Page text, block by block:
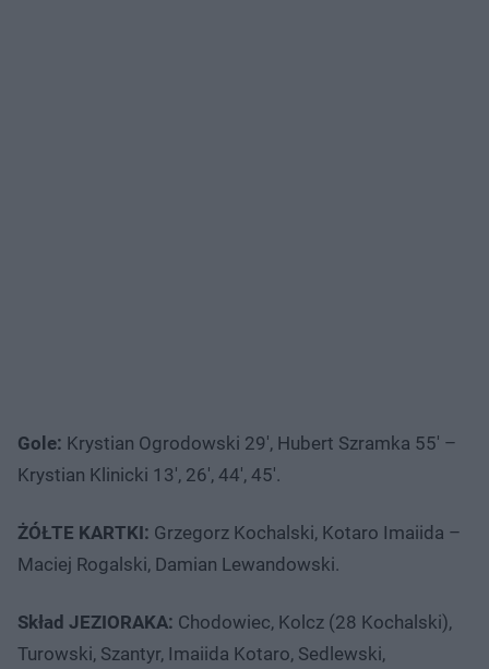
Gole: Krystian Ogrodowski 29′, Hubert Szramka 55′ –
Krystian Klinicki 13′, 26′, 44′, 45′.
ŻÓŁTE KARTKI: Grzegorz Kochalski, Kotaro Imaiida –
Maciej Rogalski, Damian Lewandowski.
Skład JEZIORAKA: Chodowiec, Kolcz (28 Kochalski),
Turowski, Szantyr, Imaiida Kotaro, Sedlewski,